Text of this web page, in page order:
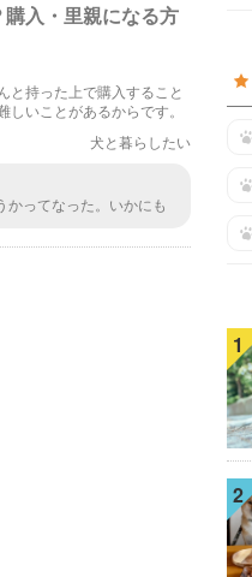
入・里親になる方
と持った上で購入すること
いことがあるからです。
犬と暮らしたい
かってなった。いかにも
1
2